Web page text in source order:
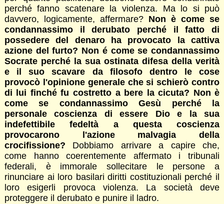
perché fanno scatenare la violenza. Ma lo si può
davvero, logicamente, affermare? Non è come se
condannassimo il derubato perché il fatto di
possedere del denaro ha provocato la cattiva
azione del furto? Non é come se condannassimo
Socrate perché la sua ostinata difesa della verità
e il suo scavare da filosofo dentro le cose
provocò l'opinione generale che si schierò contro
di lui finché fu costretto a bere la cicuta? Non è
come se condannassimo Gesù perché la
personale coscienza di essere Dio e la sua
indefettibile fedeltà a questa coscienza
provocarono l'azione malvagia della
crocifissione? Dobbiamo arrivare a capire che,
come hanno coerentemente affermato i tribunali
federali, è immorale sollecitare le persone a
rinunciare ai loro basilari diritti costituzionali perché il
loro esigerli provoca violenza. La società deve
proteggere il derubato e punire il ladro.